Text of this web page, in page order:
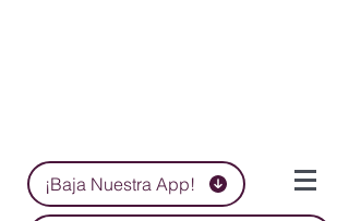
¡Baja Nuestra App!